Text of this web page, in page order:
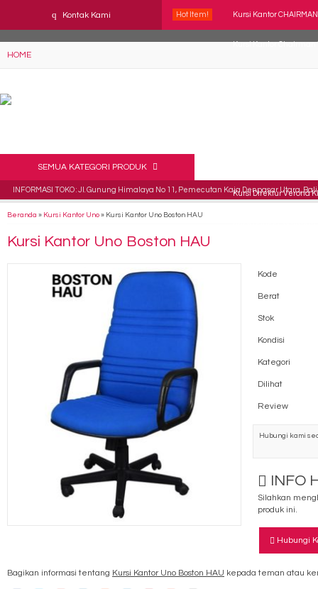
q Kontak Kami Hot Item! Kursi Kantor CHAIRMAN
Kursi Kantor Chairman
Kursi Direktur Verona
HOME
SEMUA KATEGORI PRODUK
INFORMASI TOKO : Jl. Gunung Himalaya No 11, Pemecutan Kaja Denpasar Utara, Bali
Beranda » Kursi Kantor Uno » Kursi Kantor Uno Boston HAU
Kursi Kantor Uno Boston HAU
Kode
Berat
Stok
Kondisi
Kategori
Dilihat
Review
Hubungi kami
INFO
Silahkan
produk ini.
Hubungi
Bagikan informasi tentang Kursi Kantor Uno Boston HAU kepada teman atau